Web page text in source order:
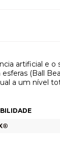
artificial e
(Ball
a um nível